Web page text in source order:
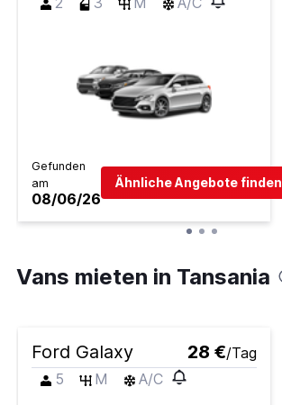
Gefunden
am
08/06/26
Ähnliche Angebote finden
Vans mieten in Tansania
Ford Galaxy 28 €/Tag
5
M A/C